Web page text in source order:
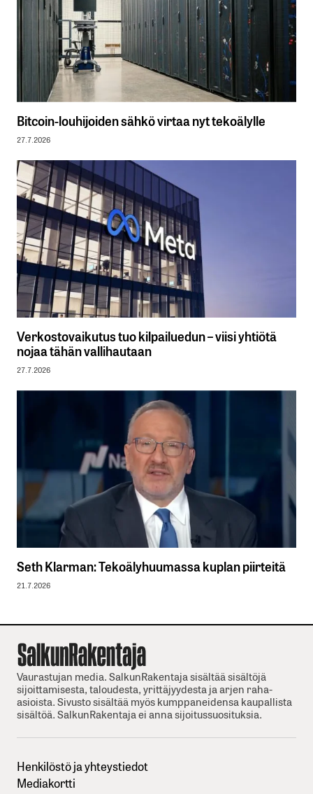
Bitcoin-louhijoiden sähkö virtaa nyt tekoälylle
27.7.2026
Verkostovaikutus tuo kilpailuedun – viisi yhtiötä
nojaa tähän vallihautaan
27.7.2026
Seth Klarman: Tekoälyhuumassa kuplan piirteitä
21.7.2026
Vaurastujan media. SalkunRakentaja sisältää sisältöjä
sijoittamisesta, taloudesta, yrittäjyydesta ja arjen raha-
asioista. Sivusto sisältää myös kumppaneidensa kaupallista
sisältöä. SalkunRakentaja ei anna sijoitussuosituksia.
Henkilöstö ja yhteystiedot
Mediakortti